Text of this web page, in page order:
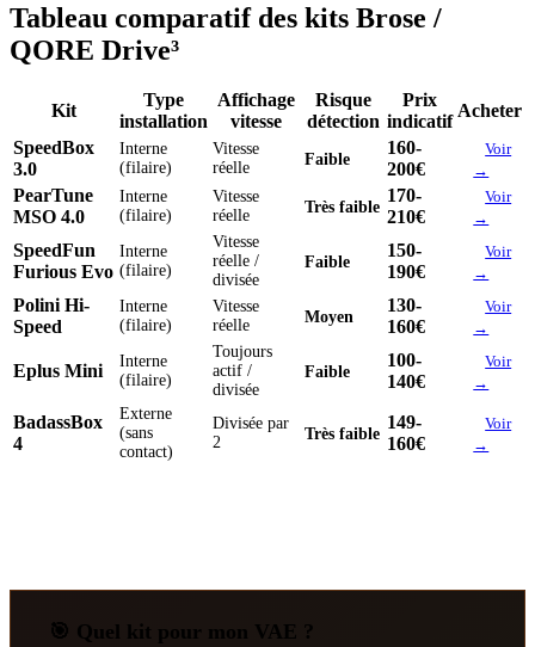
Tableau comparatif des kits Brose /
QORE Drive³
Kit
Type
installation
Affichage
vitesse
Risque
détection
Prix
indicatif
Acheter
SpeedBox
3.0
Interne
(filaire)
Vitesse
réelle
Faible
160-
200€
Voir
→
PearTune
MSO 4.0
Interne
(filaire)
Vitesse
réelle
Très faible
170-
210€
Voir
→
SpeedFun
Furious Evo
Interne
(filaire)
Vitesse
réelle /
divisée
Faible
150-
190€
Voir
→
Polini Hi-
Speed
Interne
(filaire)
Vitesse
réelle
Moyen
130-
160€
Voir
→
Eplus Mini
Interne
(filaire)
Toujours
actif /
divisée
Faible
100-
140€
Voir
→
BadassBox
4
Externe
(sans
contact)
Divisée par
2
Très faible
149-
160€
Voir
→
🎯 Quel kit pour mon VAE ?